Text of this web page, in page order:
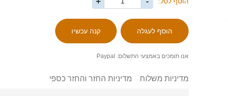
אנו תומכים באמצעי התשלום: Paypal
מדיניות משלוח מדיניות החזר והחזר כספי